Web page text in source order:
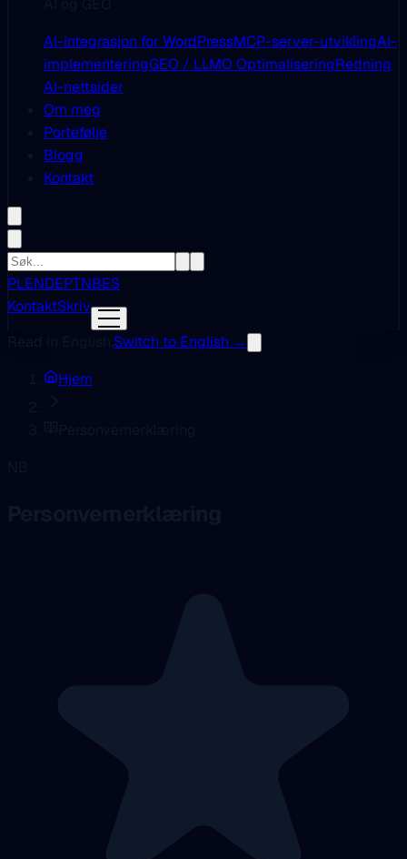
AI-integrasjon for WordPressMCP-server-utviklingAI-
implementeringGEO / LLMO OptimaliseringRedning
AI-nettsider
Om meg
Portefølje
Blogg
Kontakt
PLENDEPTNBES
KontaktSkriv
Switch to English →
Hjem